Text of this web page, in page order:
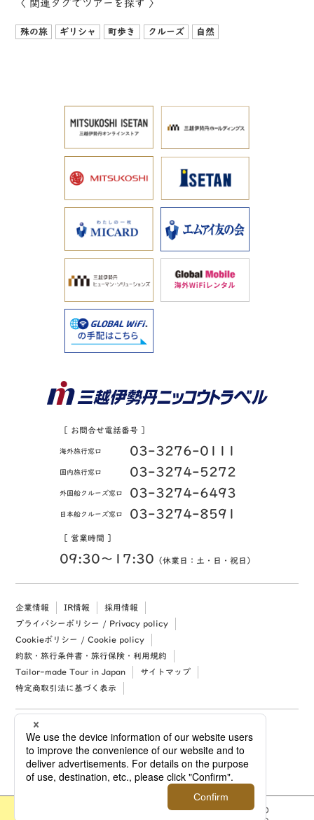
〈 関連タグでツアーを探す 〉
殊の旅 ギリシャ 町歩き クルーズ 自然
［ お問合せ電話番号 ］
海外旅行窓口 03-3276-0111
国内旅行窓口 03-3274-5272
外国船クルーズ窓口 03-3274-6493
日本船クルーズ窓口 03-3274-8591
［ 営業時間 ］
09:30〜17:30 （休業日：土・日・祝日）
企業情報 IR情報
採用情報
プライバシーポリシー / Privacy policy
Cookieポリシー / Cookie policy
約款・旅行条件書・旅行保険・利用規約
Tailor-made Tour in Japan
サイトマップ
特定商取引法に基づく表示
Copyright (c) 2026 Mitsukoshi Isetan Nikko Travel, Ltd. All rights reserved.